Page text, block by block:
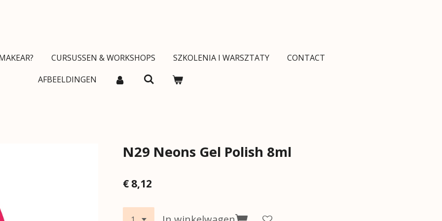
CURSUSSEN & WORKSHOPS SZKOLENIA I WARSZTATY
CONTACT
AFBEELDINGEN
N29 Neons Gel Polish 8ml
€ 8,12